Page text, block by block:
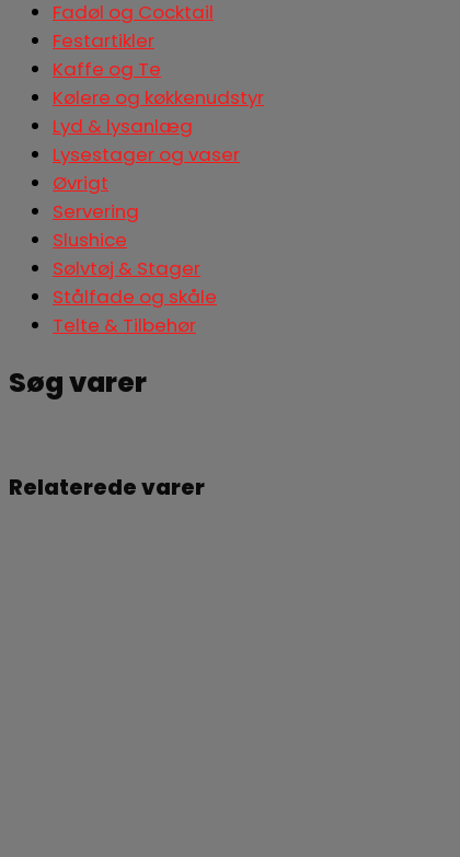
Fadøl og Cocktail
Festartikler
Kaffe og Te
Kølere og køkkenudstyr
Lyd & lysanlæg
Lysestager og vaser
Øvrigt
Servering
Slushice
Sølvtøj & Stager
Stålfade og skåle
Telte & Tilbehør
Søg varer
Relaterede varer